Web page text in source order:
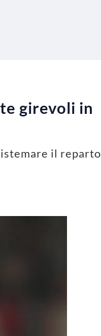
girevoli in
il reparto